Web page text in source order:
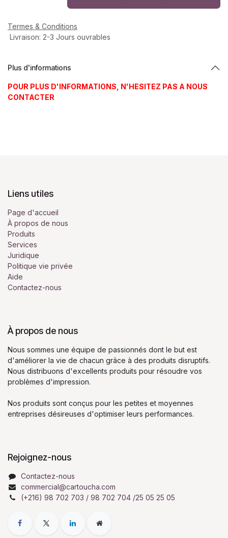
Termes & Conditions
Livraison: 2-3 Jours ouvrables
Plus d'informations
POUR PLUS D'INFORMATIONS, N'HESITEZ PAS A NOUS
CONTACTER
Liens utiles
Page d'accueil
À propos de nous
Produits
Services
Juridique
Politique vie privée
Aide
Contactez-nous
À propos de nous
Nous sommes une équipe de passionnés dont le but est
d'améliorer la vie de chacun grâce à des produits disruptifs.
Nous distribuons d'excellents produits pour résoudre vos
problèmes d'impression.
Nos produits sont conçus pour les petites et moyennes
entreprises désireuses d'optimiser leurs performances.
Rejoignez-nous
Contactez-nous
commercial@cartoucha.com
(+216) 98 702 703 / 98 702 704 /25 05 25 05